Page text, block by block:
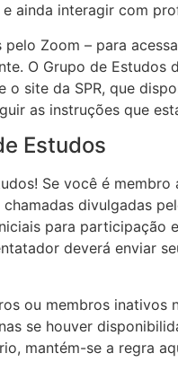
ainda interagir com
Zoom – para
O Grupo de Estudos
o site da SPR, que
as instruções que
Estudos
Se você é
divulgadas
para participação
deverá enviar
ou membros inativos
se houver
mantém-se a regra